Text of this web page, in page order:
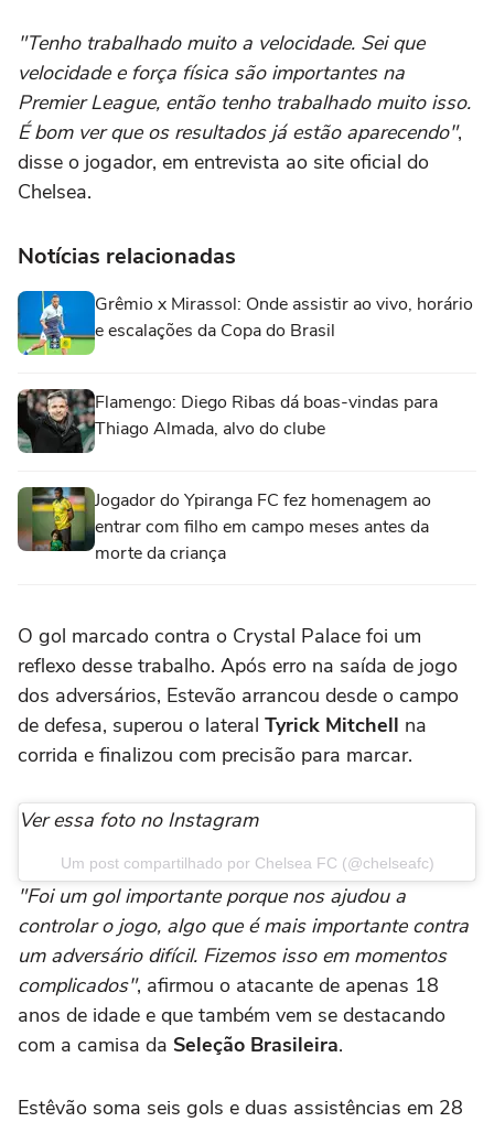
"Tenho trabalhado muito a velocidade. Sei que
velocidade e força física são importantes na
Premier League, então tenho trabalhado muito isso.
É bom ver que os resultados já estão aparecendo",
disse o jogador, em entrevista ao site oficial do
Chelsea.
Notícias relacionadas
Grêmio x Mirassol: Onde assistir ao vivo, horário
e escalações da Copa do Brasil
Flamengo: Diego Ribas dá boas-vindas para
Thiago Almada, alvo do clube
Jogador do Ypiranga FC fez homenagem ao
entrar com filho em campo meses antes da
morte da criança
O gol marcado contra o Crystal Palace foi um
reflexo desse trabalho. Após erro na saída de jogo
dos adversários, Estevão arrancou desde o campo
de defesa, superou o lateral Tyrick Mitchell na
corrida e finalizou com precisão para marcar.
Ver essa foto no Instagram
Um post compartilhado por Chelsea FC (@chelseafc)
"Foi um gol importante porque nos ajudou a
controlar o jogo, algo que é mais importante contra
um adversário difícil. Fizemos isso em momentos
complicados", afirmou o atacante de apenas 18
anos de idade e que também vem se destacando
com a camisa da Seleção Brasileira.
Estêvão soma seis gols e duas assistências em 28